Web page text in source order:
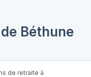
Béthune
de retraite à